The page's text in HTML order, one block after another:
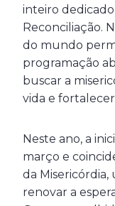
inteiro
Reconciliação.
do mundo
programação
buscar a
vida e
Neste ano, a
março e
da
renovar a